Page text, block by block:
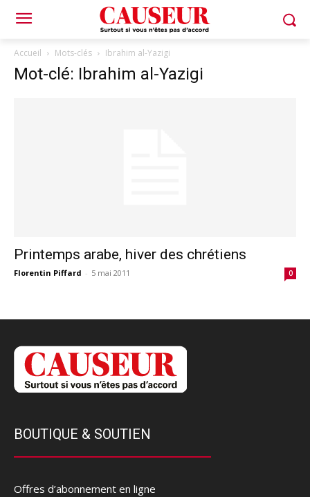
Accueil Mots-clés Ibrahim al-Yazigi
Mot-clé: Ibrahim al-Yazigi
Printemps arabe, hiver des chrétiens
Florentin Piffard - 5 mai 2011 0
BOUTIQUE & SOUTIEN
Offres d’abonnement en ligne